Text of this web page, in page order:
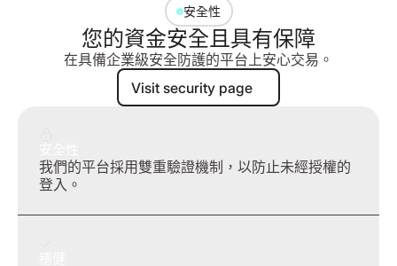
安全性
您的資金安全且具有保障
在具備企業級安全防護的平台上安心交易。
Visit security page
Visit security page
我們的平台採用雙重驗證機制，以防止未經授權的
登入。